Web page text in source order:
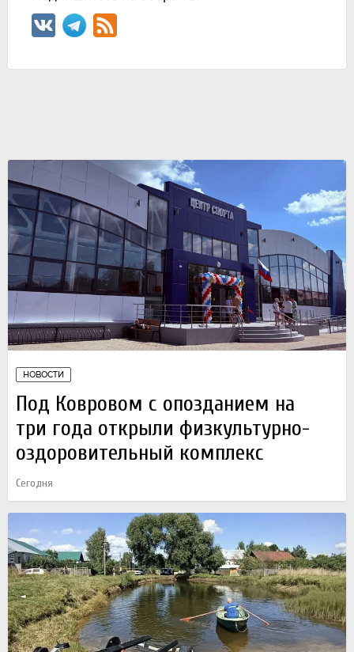
НОВОСТИ
Под Ковровом с опозданием на
три года открыли физкультурно-
оздоровительный комплекс
Сегодня